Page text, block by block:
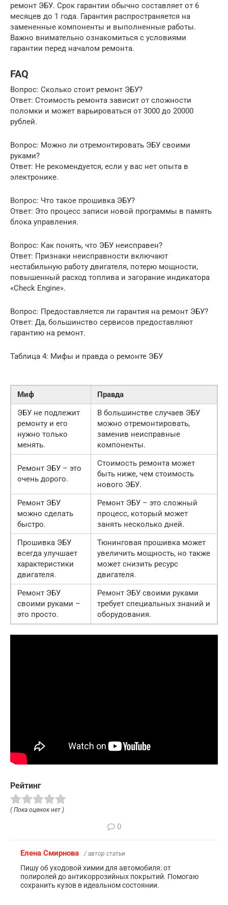
ремонт ЭБУ. Срок гарантии обычно составляет от 6
месяцев до 1 года. Гарантия распространяется на
замененные компоненты и выполненные работы.
Важно внимательно ознакомиться с условиями
гарантии перед началом ремонта.
FAQ
Вопрос: Сколько стоит ремонт ЭБУ?
Ответ: Стоимость ремонта зависит от сложности
поломки и может варьироваться от 3000 до 20000
рублей.
Вопрос: Можно ли отремонтировать ЭБУ своими
руками?
Ответ: Не рекомендуется, если у вас нет опыта в
электронике.
Вопрос: Что такое прошивка ЭБУ?
Ответ: Это процесс записи новой программы в память
блока управления.
Вопрос: Как понять, что ЭБУ неисправен?
Ответ: Признаки неисправности включают
нестабильную работу двигателя, потерю мощности,
повышенный расход топлива и загорание индикатора
«Check Engine».
Вопрос: Предоставляется ли гарантия на ремонт ЭБУ?
Ответ: Да, большинство сервисов предоставляют
гарантию на ремонт.
Таблица 4: Мифы и правда о ремонте ЭБУ
Миф
Правда
ЭБУ не подлежит
ремонту и его
нужно только
менять.
В большинстве случаев ЭБУ
можно отремонтировать,
заменив неисправные
компоненты.
Ремонт ЭБУ – это
очень дорого.
Стоимость ремонта может
быть ниже, чем стоимость
нового ЭБУ.
Ремонт ЭБУ
можно сделать
быстро.
Ремонт ЭБУ – это сложный
процесс, который может
занять несколько дней.
Прошивка ЭБУ
всегда улучшает
характеристики
двигателя.
Тюнинговая прошивка может
увеличить мощность, но также
может снизить ресурс
двигателя.
Ремонт ЭБУ
своими руками –
это просто.
Ремонт ЭБУ своими руками
требует специальных знаний и
оборудования.
Рейтинг
( Пока оценок нет )
0
Елена Смирнова / автор статьи
Пишу об уходовой химии для автомобиля: от
полиролей до антикоррозийных покрытий. Помогаю
сохранить кузов в идеальном состоянии.